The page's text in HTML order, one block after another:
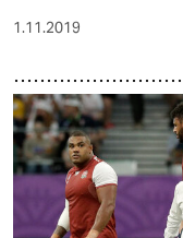
1.11.2019